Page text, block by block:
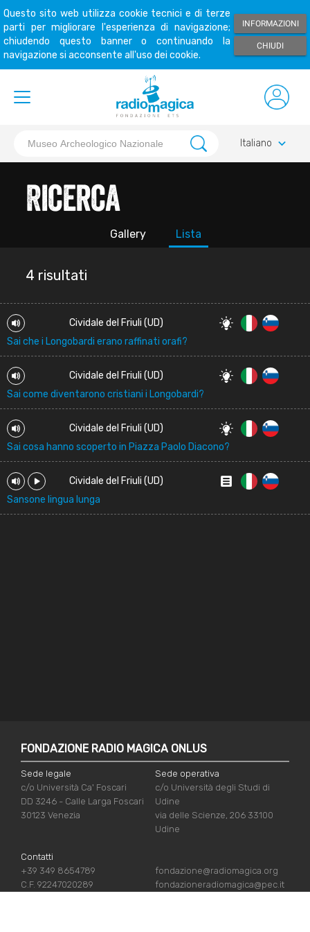
Questo sito web utilizza cookie tecnici e di terze
parti per migliorare l'esperienza di navigazione;
chiudendo questo banner o continuando la
navigazione si acconsente all'uso dei cookie.
INFORMAZIONI
CHIUDI
Italiano keyboard_arrow_down
Ricerca
Gallery Lista
4 risultati
Cividale del Friuli (UD)
Sai che i Longobardi erano raffinati orafi?
Cividale del Friuli (UD)
Sai come diventarono cristiani i Longobardi?
Cividale del Friuli (UD)
Sai cosa hanno scoperto in Piazza Paolo Diacono?
Cividale del Friuli (UD)
Sansone lingua lunga
FONDAZIONE RADIO MAGICA ONLUS
Sede legale
c/o Università Ca' Foscari
DD 3246 - Calle Larga Foscari
30123 Venezia
Sede operativa
c/o Università degli Studi di
Udine
via delle Scienze, 206 33100
Udine
Contatti
+39 349 8654789
C.F. 92247020289
fondazione@radiomagica.org
fondazioneradiomagica@pec.it